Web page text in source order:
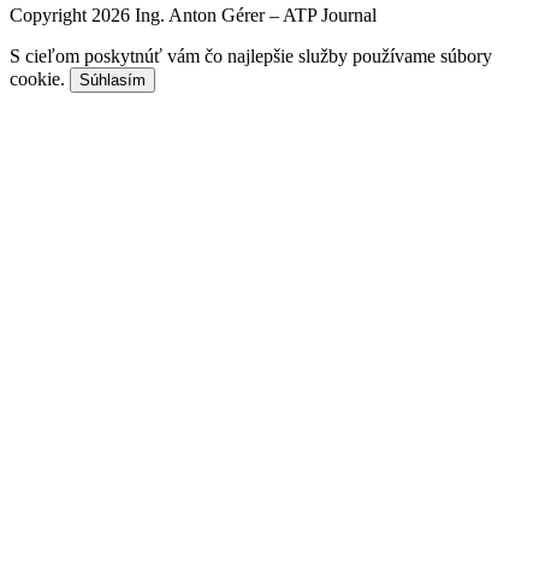
Copyright 2026 Ing. Anton Gérer – ATP Journal
S cieľom poskytnúť vám čo najlepšie služby používame súbory
cookie.
Súhlasím